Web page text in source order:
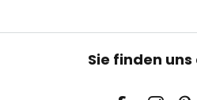
Sie finden